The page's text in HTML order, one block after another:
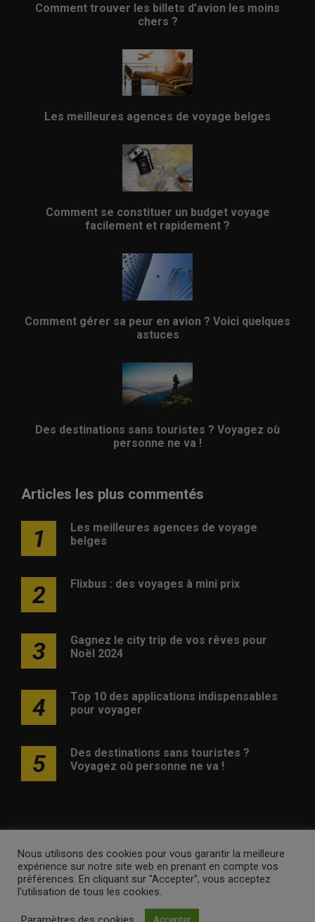
Comment trouver les billets d’avion les moins
chers ?
Les meilleures agences de voyage belges
Comment se constituer un budget voyage
facilement et rapidement ?
Comment gérer sa peur en avion ? Voici quelques
astuces
Des destinations sans touristes ? Voyagez où
personne ne va !
Articles les plus commentés
1
Les meilleures agences de voyage
belges
2 Flixbus : des voyages à mini prix
3
Gagnez le city trip de vos rêves pour
Noël 2024
4
Top 10 des applications indispensables
pour voyager
5
Des destinations sans touristes ?
Voyagez où personne ne va !
Publicité Contact Avertissement Newsletter
Politique
de confidentialité
Nous utilisons des cookies pour vous garantir la meilleure
expérience sur notre site web en prenant en compte vos
préférences. En cliquant sur "Accepter", vous acceptez
l'utilisation de tous les cookies.
Accepter